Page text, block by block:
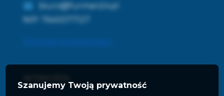
Szanujemy Twoją prywatność
biuro@furman24.pl
NIP: 7640077127